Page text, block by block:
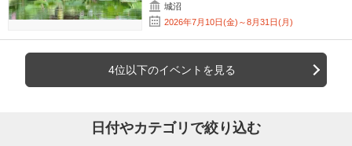
城沼
2026年7月10日(金)～8月31日(月)
4位以下のイベントを見る
日付やカテゴリで絞り込む